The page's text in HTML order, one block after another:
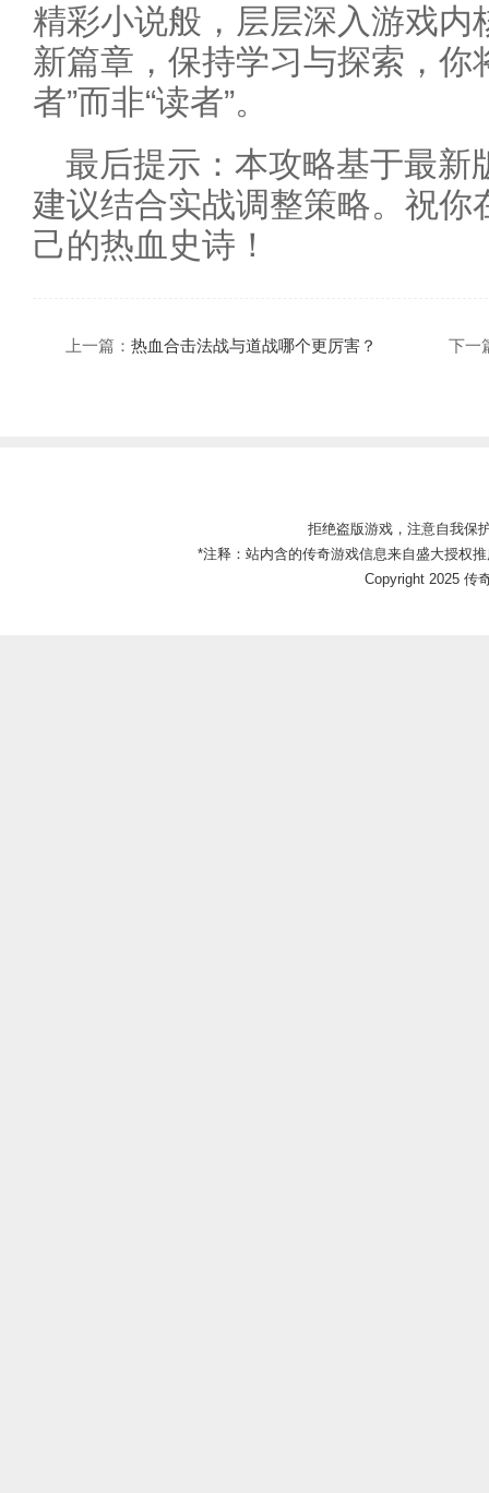
精彩小说般，层层深入游戏内
新篇章，保持学习与探索，你
者”而非“读者”。
最后提示：本攻略基于最新
建议结合实战调整策略。祝你
己的热血史诗！
上一篇： 热血合击法战与道战哪个更厉害？ 下一
拒绝盗版游戏，注意自我保
*注释：站内含的传奇游戏信息来自盛大授权
Copyright 2025 传